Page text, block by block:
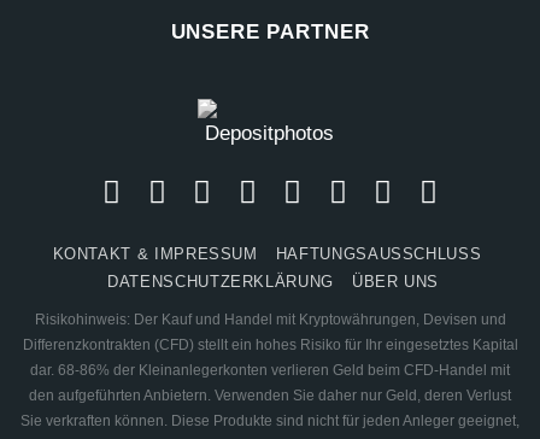
UNSERE PARTNER
KONTAKT & IMPRESSUM
HAFTUNGSAUSSCHLUSS
DATENSCHUTZERKLÄRUNG
ÜBER UNS
Risikohinweis: Der Kauf und Handel mit Kryptowährungen, Devisen und
Differenzkontrakten (CFD) stellt ein hohes Risiko für Ihr eingesetztes Kapital
dar. 68-86% der Kleinanlegerkonten verlieren Geld beim CFD-Handel mit
den aufgeführten Anbietern. Verwenden Sie daher nur Geld, deren Verlust
Sie verkraften können. Diese Produkte sind nicht für jeden Anleger geeignet,